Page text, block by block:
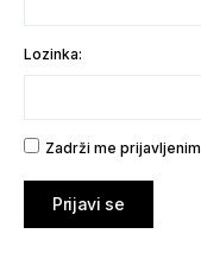
Lozinka:
Zadrži me prijavljenim
Prijavi se